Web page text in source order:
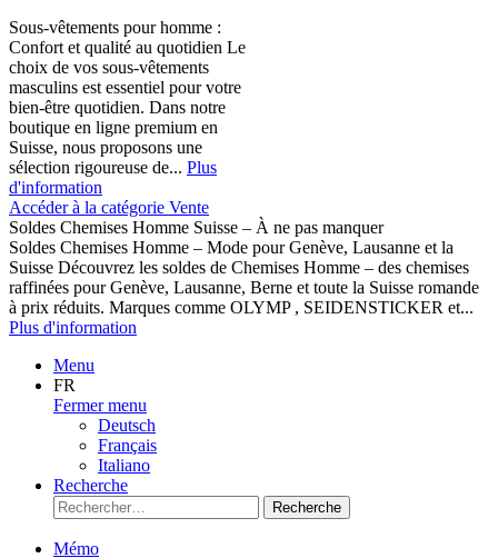
Sous-vêtements pour homme :
Confort et qualité au quotidien Le
choix de vos sous-vêtements
masculins est essentiel pour votre
bien-être quotidien. Dans notre
boutique en ligne premium en
Suisse, nous proposons une
sélection rigoureuse de... Plus
d'information
Accéder à la catégorie Vente
Soldes Chemises Homme Suisse – À ne pas manquer
Soldes Chemises Homme – Mode pour Genève, Lausanne et la
Suisse Découvrez les soldes de Chemises Homme – des chemises
raffinées pour Genève, Lausanne, Berne et toute la Suisse romande
à prix réduits. Marques comme OLYMP , SEIDENSTICKER et...
Plus d'information
Menu
FR
Fermer menu
Deutsch
Français
Italiano
Recherche
Recherche
Mémo